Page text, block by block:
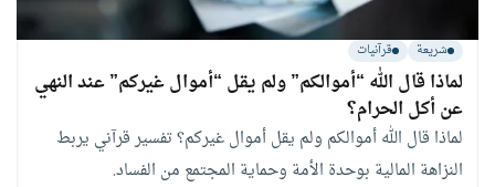
شريعة قرآنيات
لماذا قال الله “أموالكم” ولم يقل “أموال غيركم” عند النهي
عن أكل الحرام؟
لماذا قال الله أموالكم ولم يقل أموال غيركم؟ تفسير قرآني يربط
النزاهة المالية بوحدة الأمة وحماية المجتمع من الفساد.